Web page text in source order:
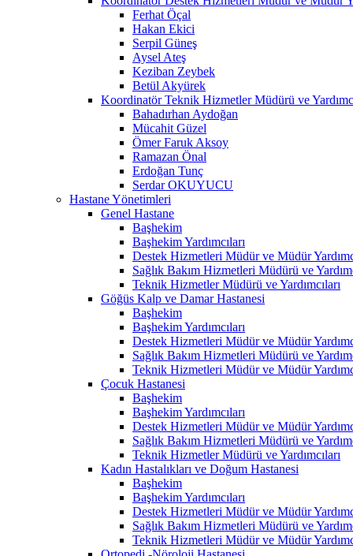
Ferhat Öçal
Hakan Ekici
Serpil Güneş
Aysel Ateş
Keziban Zeybek
Betül Akyürek
Koordinatör Teknik Hizmetler Müdürü ve
Bahadırhan Aydoğan
Mücahit Güzel
Ömer Faruk Aksoy
Ramazan Önal
Erdoğan Tunç
Serdar OKUYUCU
Hastane Yönetimleri
Genel Hastane
Başhekim
Başhekim Yardımcıları
Destek Hizmetleri Müdür ve Müdür
Sağlık Bakım Hizmetleri Müdürü ve
Teknik Hizmetler Müdürü ve Yardımcıları
Göğüs Kalp ve Damar Hastanesi
Başhekim
Başhekim Yardımcıları
Destek Hizmetleri Müdür ve Müdür
Sağlık Bakım Hizmetleri Müdürü ve
Teknik Hizmetleri Müdür ve Müdür
Çocuk Hastanesi
Başhekim
Başhekim Yardımcıları
Destek Hizmetleri Müdür ve Müdür
Sağlık Bakım Hizmetleri Müdürü ve
Teknik Hizmetler Müdürü ve Yardımcıları
Kadın Hastalıkları ve Doğum Hastanesi
Başhekim
Başhekim Yardımcıları
Destek Hizmetleri Müdür ve Müdür
Sağlık Bakım Hizmetleri Müdürü ve
Teknik Hizmetleri Müdür ve Müdür